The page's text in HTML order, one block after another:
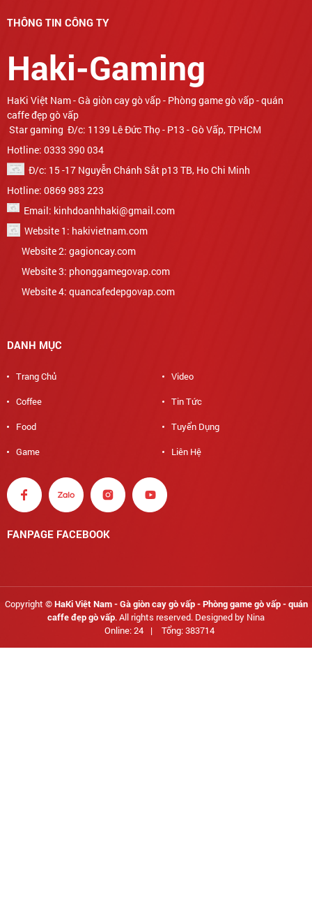
THÔNG TIN CÔNG TY
Haki-Gaming
Star gaming Đ/c: 1139 Lê Đức Thọ - P13 - Gò Vấp, TPHCM
Hotline: 0333 390 034
Đ/c: 15 -17 Nguyễn Chánh Sắt p13 TB, Ho Chi Minh
Hotline: 0869 983 223
Email: kinhdoanhhaki@gmail.com
Website 1: hakivietnam.com
Website 2: gagioncay.com
Website 3: phonggamegovap.com
Website 4: quancafedepgovap.com
DANH MỤC
Trang Chủ
Video
Coffee
Tin Tức
Food
Tuyển Dụng
Game
Liên Hệ
FANPAGE FACEBOOK
Copyright ©HaKi Việt Nam - Gà giòn cay gò vấp - Phòng game gò vấp - quán
caffe đẹp gò vấp. All rights reserved. Designed by Nina
Online: 24
| Tổng: 383714